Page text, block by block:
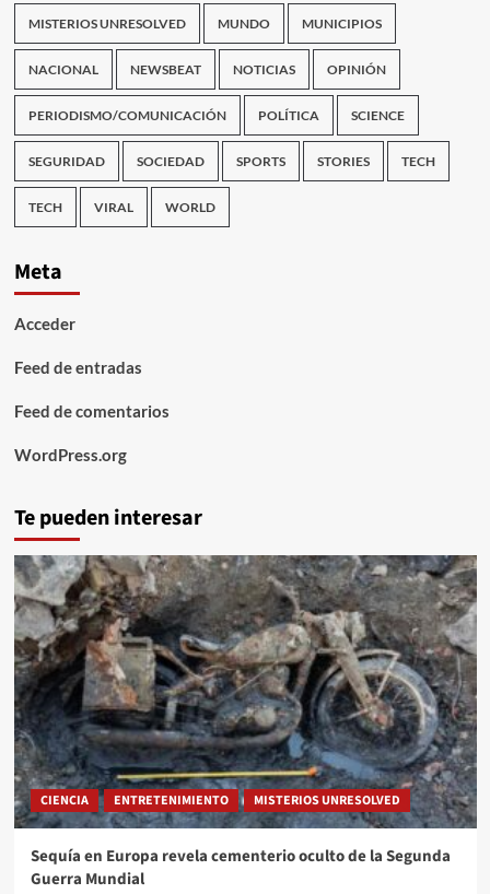
MISTERIOS UNRESOLVED MUNDO MUNICIPIOS
NACIONAL NEWSBEAT NOTICIAS OPINIÓN
PERIODISMO/COMUNICACIÓN POLÍTICA SCIENCE
SEGURIDAD SOCIEDAD SPORTS STORIES TECH
TECH VIRAL WORLD
Meta
Acceder
Feed de entradas
Feed de comentarios
WordPress.org
Te pueden interesar
CIENCIA ENTRETENIMIENTO MISTERIOS UNRESOLVED
Sequía en Europa revela cementerio oculto de la Segunda
Guerra Mundial